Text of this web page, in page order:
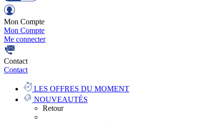
Mon Compte
Mon Compte
Me connecter
Contact
Contact
LES OFFRES DU MOMENT
NOUVEAUTÉS
Retour